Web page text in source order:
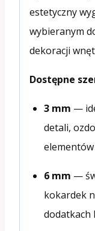
estetyczny
wybieranym
dekoracji
Dostępne
3 mm —
detali,
6 mm —
kokardek
dodatkach